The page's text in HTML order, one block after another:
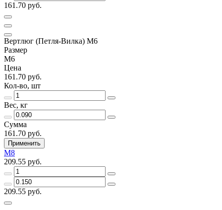
161.70 руб.
Вертлюг (Петля-Вилка) M6
Размер
М6
Цена
161.70 руб.
Кол-во, шт
Вес, кг
Сумма
161.70 руб.
Применить
М8
209.55 руб.
209.55 руб.